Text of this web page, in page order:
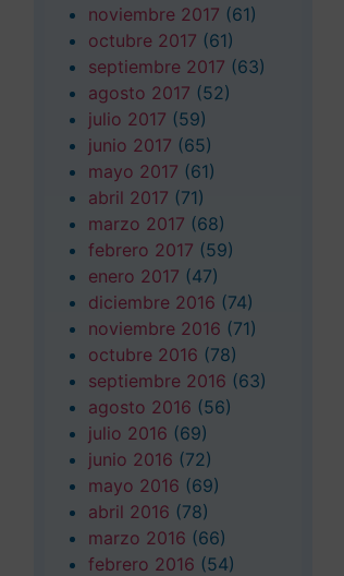
noviembre 2017 (61)
octubre 2017 (61)
septiembre 2017 (63)
agosto 2017 (52)
julio 2017 (59)
junio 2017 (65)
mayo 2017 (61)
abril 2017 (71)
marzo 2017 (68)
febrero 2017 (59)
enero 2017 (47)
diciembre 2016 (74)
noviembre 2016 (71)
octubre 2016 (78)
septiembre 2016 (63)
agosto 2016 (56)
julio 2016 (69)
junio 2016 (72)
mayo 2016 (69)
abril 2016 (78)
marzo 2016 (66)
febrero 2016 (54)